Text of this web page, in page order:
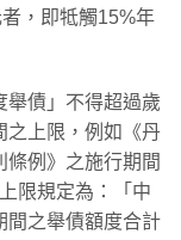
，即牴觸15%年
舉債」不得超過歲
之上限，例如《丹
條例》之施行期間
限規定為：「中
間之舉債額度合計